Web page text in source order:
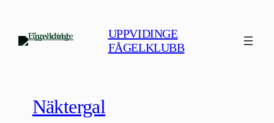
innehåll
UPPVIDINGE
FÅGELKLUBB
Näktergal